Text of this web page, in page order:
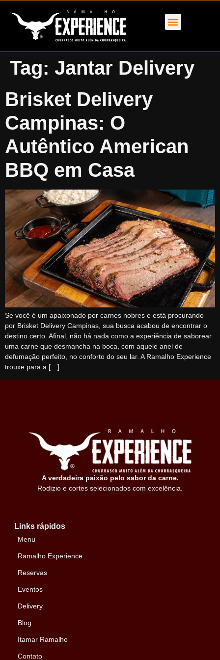
Tag: Jantar Delivery
Brisket Delivery
Campinas: O
Autêntico American
BBQ em Casa
Se você é um apaixonado por carnes nobres e está procurando
por Brisket Delivery Campinas, sua busca acabou de encontrar o
destino certo. Afinal, não há nada como a experiência de saborear
uma carne que desmancha na boca, com aquele anel de
defumação perfeito, no conforto do seu lar. A Ramalho Experience
trouxe para a […]
A verdadeira paixão pelo sabor da carne.
Rodízio e cortes selecionados com excelência.
Links rápidos
Menu
Ramalho Experience
Reservas
Eventos
Delivery
Blog
Itamar Ramalho
Contato